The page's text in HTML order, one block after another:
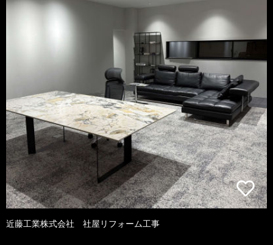
近藤工業株式会社 社屋リフォーム工事